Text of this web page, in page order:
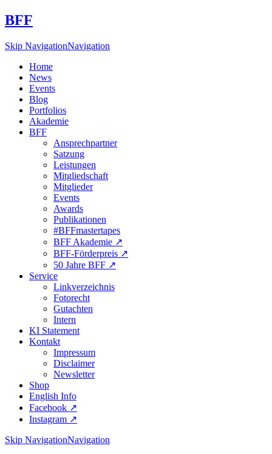
BFF
Skip NavigationNavigation
Home
News
Events
Blog
Portfolios
Akademie
BFF
Ansprechpartner
Satzung
Leistungen
Mitgliedschaft
Mitglieder
Events
Awards
Publikationen
#BFFmastertapes
BFF Akademie ↗︎
BFF-Förderpreis ↗︎
50 Jahre BFF ↗︎
Service
Linkverzeichnis
Fotorecht
Gutachten
Intern
KI Statement
Kontakt
Impressum
Disclaimer
Newsletter
Shop
English Info
Facebook ↗︎
Instagram ↗︎
Skip NavigationNavigation